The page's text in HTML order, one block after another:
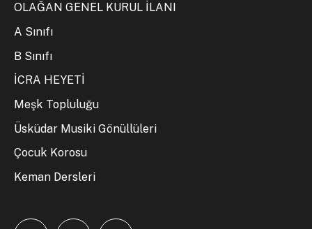
OLAĞAN GENEL KURUL İLANI
A Sınıfı
B Sınıfı
İCRA HEYETİ
Meşk Topluluğu
Üsküdar Musiki Gönüllüleri
Çocuk Korosu
Keman Dersleri